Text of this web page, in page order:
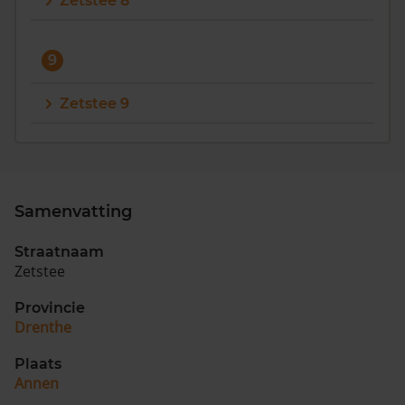
9
Zetstee 9
Samenvatting
Straatnaam
Zetstee
Provincie
Drenthe
Plaats
Annen